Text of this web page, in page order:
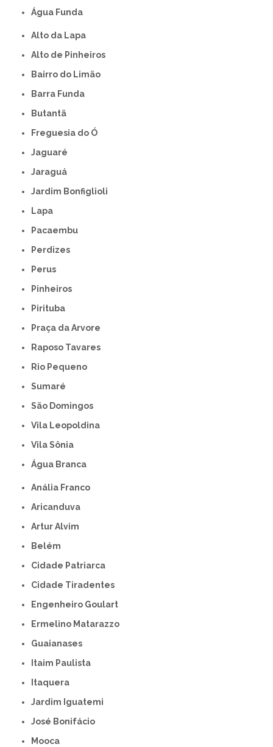
Água Funda
Alto da Lapa
Alto de Pinheiros
Bairro do Limão
Barra Funda
Butantã
Freguesia do Ó
Jaguaré
Jaraguá
Jardim Bonfiglioli
Lapa
Pacaembu
Perdizes
Perus
Pinheiros
Pirituba
Praça da Arvore
Raposo Tavares
Rio Pequeno
Sumaré
São Domingos
Vila Leopoldina
Vila Sônia
Água Branca
Anália Franco
Aricanduva
Artur Alvim
Belém
Cidade Patriarca
Cidade Tiradentes
Engenheiro Goulart
Ermelino Matarazzo
Guaianases
Itaim Paulista
Itaquera
Jardim Iguatemi
José Bonifácio
Mooca